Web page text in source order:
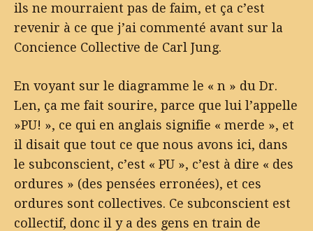
ils ne mourraient pas de faim, et ça c’est
revenir à ce que j’ai commenté avant sur la
Concience Collective de Carl Jung.
En voyant sur le diagramme le « n » du Dr.
Len, ça me fait sourire, parce que lui l’appelle
»PU! », ce qui en anglais signifie « merde », et
il disait que tout ce que nous avons ici, dans
le subconscient, c’est « PU », c’est à dire « des
ordures » (des pensées erronées), et ces
ordures sont collectives. Ce subconscient est
collectif, donc il y a des gens en train de